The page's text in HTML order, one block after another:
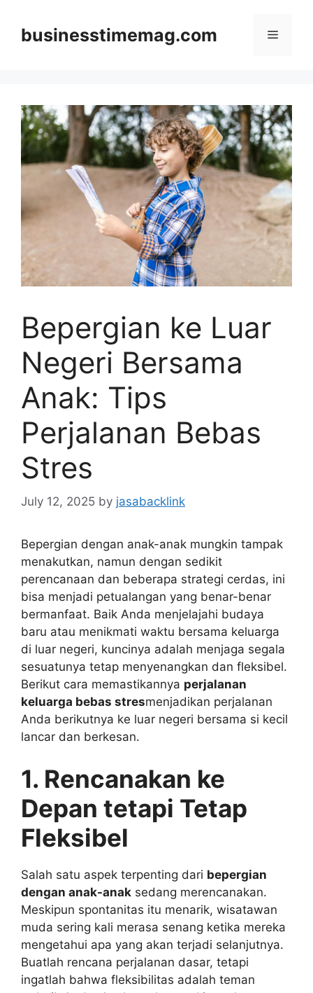
contentbusinesstimemag.com Menu
Bepergian ke Luar
Negeri Bersama
Anak: Tips
Perjalanan Bebas
Stres
July 12, 2025 by jasabacklink
Bepergian dengan anak-anak mungkin tampak
menakutkan, namun dengan sedikit
perencanaan dan beberapa strategi cerdas, ini
bisa menjadi petualangan yang benar-benar
bermanfaat. Baik Anda menjelajahi budaya
baru atau menikmati waktu bersama keluarga
di luar negeri, kuncinya adalah menjaga segala
sesuatunya tetap menyenangkan dan fleksibel.
Berikut cara memastikannya perjalanan
keluarga bebas stresmenjadikan perjalanan
Anda berikutnya ke luar negeri bersama si kecil
lancar dan berkesan.
1. Rencanakan ke
Depan tetapi Tetap
Fleksibel
Salah satu aspek terpenting dari bepergian
dengan anak-anak sedang merencanakan.
Meskipun spontanitas itu menarik, wisatawan
muda sering kali merasa senang ketika mereka
mengetahui apa yang akan terjadi selanjutnya.
Buatlah rencana perjalanan dasar, tetapi
ingatlah bahwa fleksibilitas adalah teman